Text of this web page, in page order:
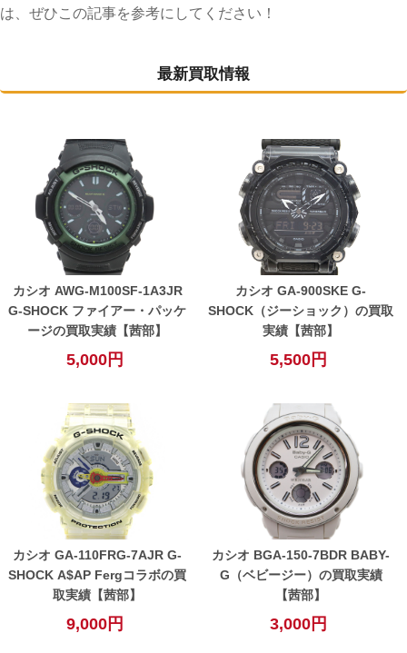
は、ぜひこの記事を参考にしてください！
最新買取情報
カシオ AWG-M100SF-1A3JR
G-SHOCK ファイアー・パッケ
ージの買取実績【茜部】
5,000円
カシオ GA-900SKE G-
SHOCK（ジーショック）の買取
実績【茜部】
5,500円
カシオ GA-110FRG-7AJR G-
SHOCK A$AP Fergコラボの買
取実績【茜部】
9,000円
カシオ BGA-150-7BDR BABY-
G（ベビージー）の買取実績
【茜部】
3,000円